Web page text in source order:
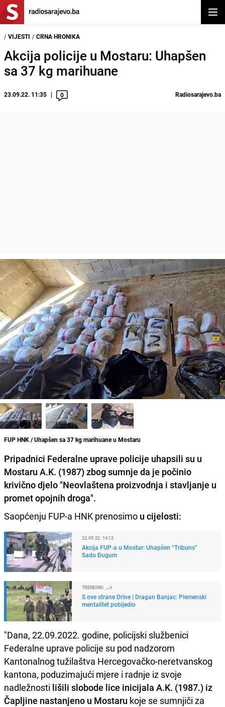
/ VIJESTI / CRNA HRONIKA
Akcija policije u Mostaru: Uhapšen
sa 37 kg marihuane
23.09.22. 11:35 0 Radiosarajevo.ba
FUP HNK / Uhapšen sa 37 kg marihuane u Mostaru
Pripadnici Federalne uprave policije uhapsili su u
Mostaru A.K. (1987) zbog sumnje da je počinio
krivično djelo "Neovlaštena proizvodnja i stavljanje u
promet opojnih droga".
Saopćenju FUP-a HNK prenosimo u cijelosti:
22.09.22. 14:12
Akcija FUP-a u Mostar: Uhapšen “Tribuns”
Sado Đugum
TRENDING
S ove strane Drine | Dragan Banjac: Plemenski
mentalitet pobijedio
"Dana, 22.09.2022. godine, policijski službenici
Federalne uprave policije su pod nadzorom
Kantonalnog tužilaštva Hercegovačko-neretvanskog
kantona, poduzimajući mjere i radnje iz svoje
nadležnosti lišili slobode lice inicijala A.K. (1987.) iz
Čapljine nastanjeno u Mostaru koje se sumnjiči za